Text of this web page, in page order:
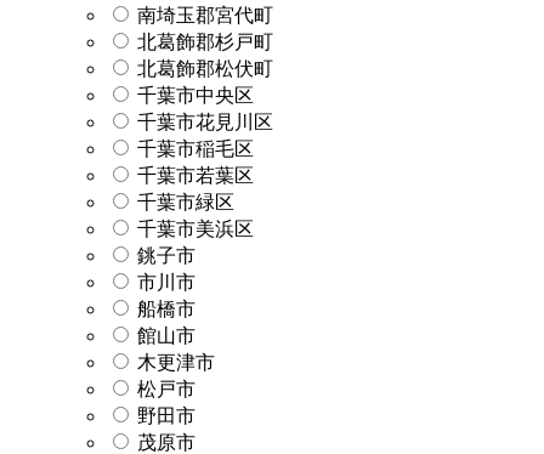
南埼玉郡宮代町
北葛飾郡杉戸町
北葛飾郡松伏町
千葉市中央区
千葉市花見川区
千葉市稲毛区
千葉市若葉区
千葉市緑区
千葉市美浜区
銚子市
市川市
船橋市
館山市
木更津市
松戸市
野田市
茂原市